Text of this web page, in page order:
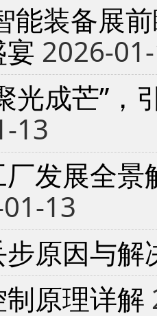
能装备展
2026-
光成芒”，
13
发展全
13
原因与解
原理详解